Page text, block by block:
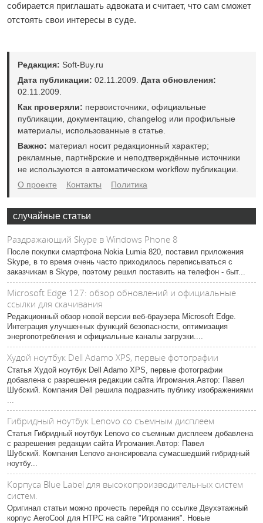
собирается приглашать адвоката и считает, что сам сможет
отстоять свои интересы в суде.
Редакция: Soft-Buy.ru
Дата публикации: 02.11.2009. Дата обновления:
02.11.2009.
Как проверяли: первоисточники, официальные
публикации, документацию, changelog или профильные
материалы, использованные в статье.
Важно: материал носит редакционный характер;
рекламные, партнёрские и неподтверждённые источники
не используются в автоматическом workflow публикации.
О проекте
Контакты Политика
случайные статьи
Раздражающий Skype в Windows Phone 8
После покупки смартфона Nokia Lumia 820, поставил приложения
Skype, в то время очень часто приходилось переписываться с
заказчикам в Skype, поэтому решил поставить на телефон - быт...
Microsoft Edge 127: обзор обновлений и официальные
ссылки для скачивания
Редакционный обзор новой версии веб-браузера Microsoft Edge.
Интеграция улучшенных функций безопасности, оптимизация
энергопотребления и официальные каналы загрузки....
Худой ноутбук Dell Adamo XPS, первые фотографии
Статья Худой ноутбук Dell Adamo XPS, первые фотографии
добавлена с разрешения редакции сайта Игромания.Автор: Павел
Шубский. Компания Dell решила подразнить публику изображениями
...
Гибридный ноутбук Lenovo со съемным дисплеем
Статья Гибридный ноутбук Lenovo со съемным дисплеем добавлена
с разрешения редакции сайта Игромания.Автор: Павел
Шубский. Компания Lenovo анонсировала сумасшедший гибридный
ноутбу...
Корпуса Blue Label для высокопроизводительных систем
систем.
Оригинал статьи можно прочесть перейдя по ссылке Двухэтажный
корпус AeroCool для НТРС на сайте "Игромания". Новые